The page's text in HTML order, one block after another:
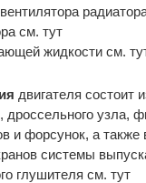
см. тут
жидкости см.
двигателя состоит
дроссельного узла,
и форсунок, а
системы
глушителя см. тут